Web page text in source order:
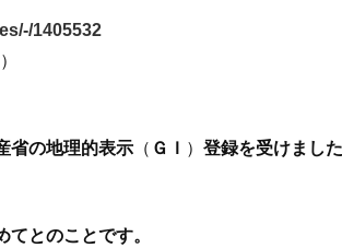
1405532
）
省の地理的表示 （ ＧＩ ） 登録を受けました
とのことです。